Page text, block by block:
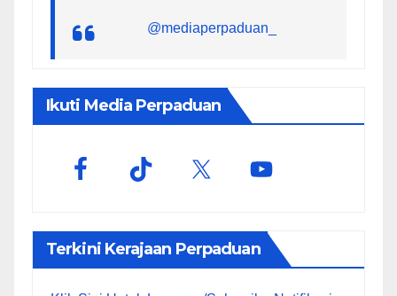
@mediaperpaduan_
Ikuti Media Perpaduan
Terkini Kerajaan Perpaduan